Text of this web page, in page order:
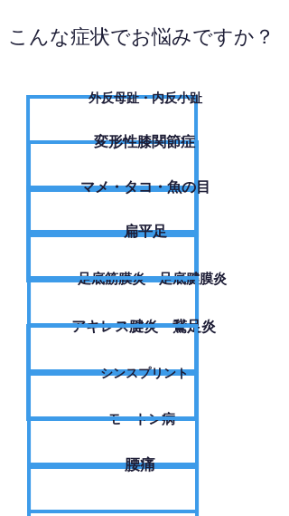
こんな症状でお悩みですか？
外反母趾・内反小趾
変形性膝関節症
​マメ・タコ・魚の目
扁平足
足底筋膜炎・足底腱膜炎
アキレス腱炎・鵞足炎
シンスプリント
モートン病
腰痛